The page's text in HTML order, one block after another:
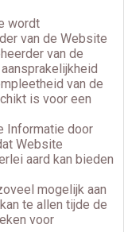
wordt
van de Website
van de
van de
is voor een
Informatie door
Website
aard kan bieden
mogelijk aan
te allen tijde de
voor